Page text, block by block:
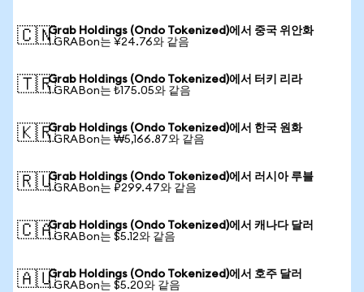
🇨🇳Grab Holdings (Ondo Tokenized)에서 중국 위안화
1 GRABon는 ¥24.76와 같음
🇹🇷Grab Holdings (Ondo Tokenized)에서 터키 리라
1 GRABon는 ₺175.05와 같음
🇰🇷Grab Holdings (Ondo Tokenized)에서 한국 원화
1 GRABon는 ₩5,166.87와 같음
🇷🇺Grab Holdings (Ondo Tokenized)에서 러시아 루블
1 GRABon는 ₽299.47와 같음
🇨🇦Grab Holdings (Ondo Tokenized)에서 캐나다 달러
1 GRABon는 $5.12와 같음
🇦🇺Grab Holdings (Ondo Tokenized)에서 호주 달러
1 GRABon는 $5.20와 같음